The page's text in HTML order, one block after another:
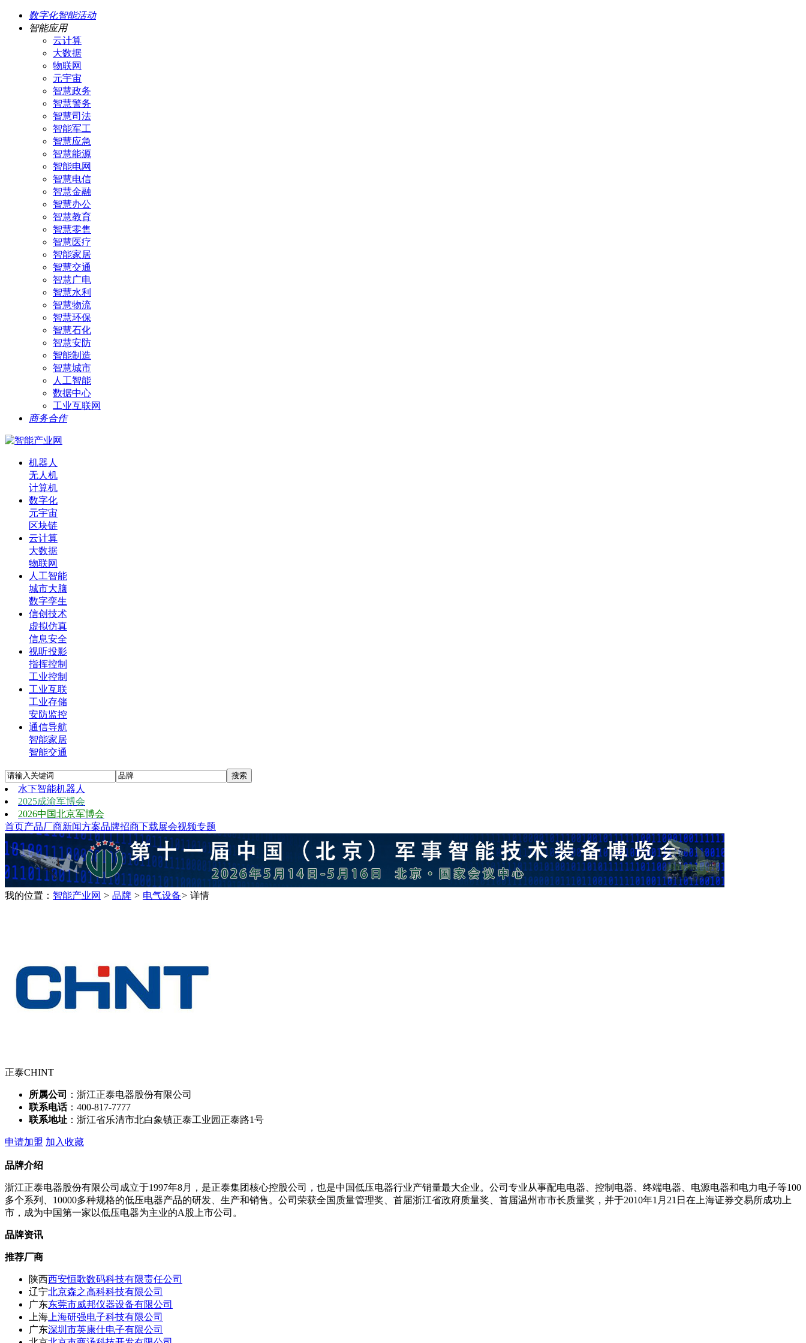
数字化智能活动
智能应用
云计算
大数据
物联网
元宇宙
智慧政务
智慧警务
智慧司法
智能军工
智慧应急
智慧能源
智能电网
智慧电信
智慧金融
智慧办公
智慧教育
智慧零售
智慧医疗
智能家居
智慧交通
智慧广电
智慧水利
智慧物流
智慧环保
智慧石化
智慧安防
智能制造
智慧城市
人工智能
数据中心
工业互联网
商务合作
机器人
无人机
计算机
数字化
元宇宙
区块链
云计算
大数据
物联网
人工智能
城市大脑
数字孪生
信创技术
虚拟仿真
信息安全
视听投影
指挥控制
工业控制
工业互联
工业存储
安防监控
通信导航
智能家居
智能交通
水下智能机器人
2025成渝军博会
2026中国北京军博会
首页产品厂商新闻方案品牌招商下载展会视频专题
我的位置： 智能产业网 > 品牌 > 电气设备> 详情
正泰CHINT
所属公司
：浙江正泰电器股份有限公司
联系电话：400-817-7777
联系地址 ：浙江省乐清市北白象镇正泰工业园正泰路1号
申请加盟 加入收藏
品牌介绍
浙江正泰电器股份有限公司成立于1997年8月，是正泰集团核心控股公司，也是中国低压电器行业产销量最大企业。公司专业从事配电电器、控制电器、终端电器、电源电器和电力电子等100
多个系列、10000多种规格的低压电器产品的研发、生产和销售。公司荣获全国质量管理奖、首届浙江省政府质量奖、首届温州市市长质量奖，并于2010年1月21日在上海证券交易所成功上
市，成为中国第一家以低压电器为主业的A股上市公司。
品牌资讯
推荐厂商
陕西西安恒歌数码科技有限责任公司
辽宁北京森之高科科技有限公司
广东东莞市威邦仪器设备有限公司
上海 上海研强电子科技有限公司
广东深圳市英康仕电子有限公司